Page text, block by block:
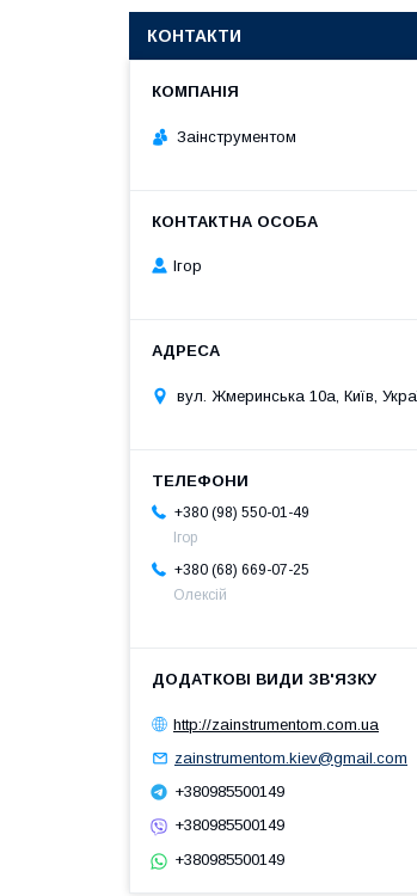
КОНТАКТИ
Заінструментом
Ігор
вул. Жмеринська 10а, Київ,
+380 (98) 550-01-49
Ігор
+380 (68) 669-07-25
Олексій
http://zainstrumentom.com.ua
zainstrumentom.kiev@gmail.com
+380985500149
+380985500149
+380985500149